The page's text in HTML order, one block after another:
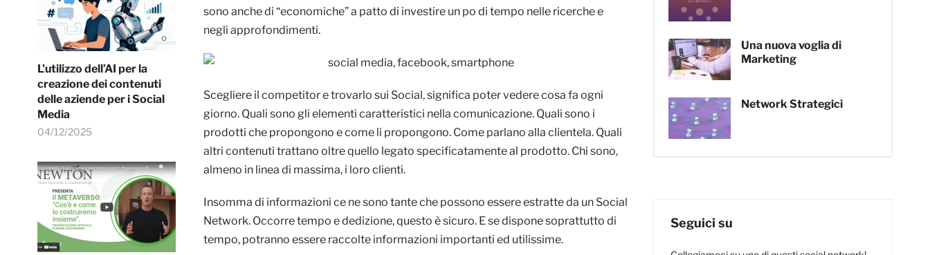
L’utilizzo dell’AI per la
creazione dei contenuti
delle aziende per i Social
Media
04/12/2025
sono anche di “economiche” a patto di investire un po di tempo nelle ricerche e
negli approfondimenti.
Scegliere il competitor e trovarlo sui Social, significa poter vedere cosa fa ogni
giorno. Quali sono gli elementi caratteristici nella comunicazione. Quali sono i
prodotti che propongono e come li propongono. Come parlano alla clientela. Quali
altri contenuti trattano oltre quello legato specificatamente al prodotto. Chi sono,
almeno in linea di massima, i loro clienti.
Insomma di informazioni ce ne sono tante che possono essere estratte da un Social
Network. Occorre tempo e dedizione, questo è sicuro. E se dispone soprattutto di
tempo, potranno essere raccolte informazioni importanti ed utilissime.
Una nuova voglia di
Marketing
Network Strategici
Seguici su